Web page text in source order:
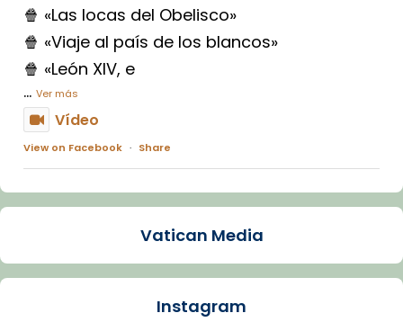
🍿 «Las locas del Obelisco»
🍿 «Viaje al país de los blancos»
🍿 «León XIV, e
... Ver más
Vídeo
View on Facebook · Share
Arquebisbat de Barcelona
La Carmina va patir depressió. Fa gairebé
dos mesos, a l'Estadi Lluís Companys, la
Vatican Media
Instagram